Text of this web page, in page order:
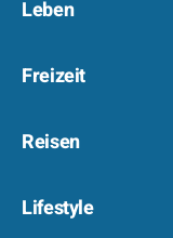
Leben
Freizeit
Reisen
Lifestyle